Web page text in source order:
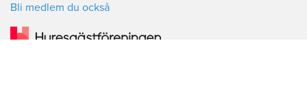
Bli medlem du också